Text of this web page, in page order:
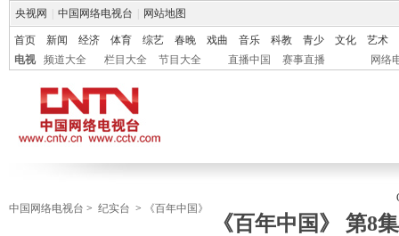
央视网 中国网络电视台 网站地图
首页 新闻 经济 体育 综艺 春晚 戏曲 音乐 科教 青少 文化
艺术
电视
频道大全 栏目大全 节目大全 直播中国 赛事直播 网络
中国网络电视台 > 纪实台 > 《百年中国》
《百年中国》 第8